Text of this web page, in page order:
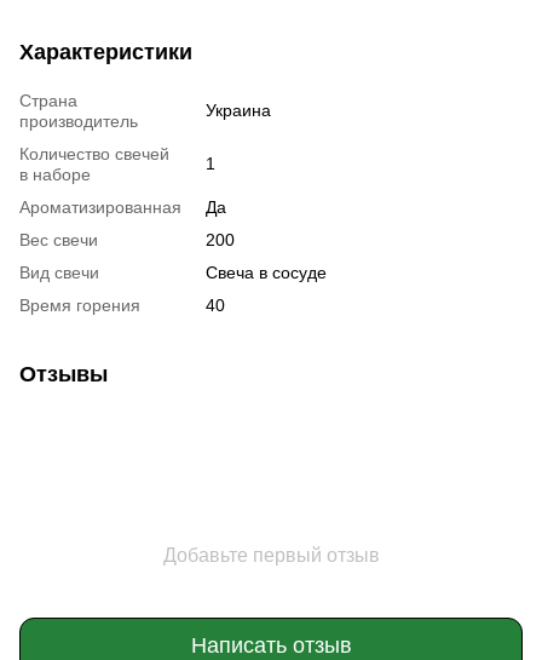
Характеристики
Страна
производитель
Украина
Количество свечей
в наборе
1
Ароматизированная
Да
Вес свечи
200
Вид свечи
Свеча в сосуде
Время горения
40
Отзывы
Добавьте первый отзыв
Написать отзыв